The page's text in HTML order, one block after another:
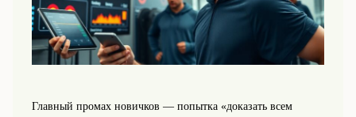
Главный промах новичков — попытка «доказать всем